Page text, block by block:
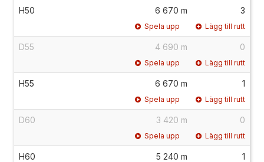
H50 6 670 m 3
Spela upp Lägg till rutt
D55 4 690 m 0
Spela upp Lägg till rutt
H55 6 670 m 1
Spela upp Lägg till rutt
D60 3 420 m 0
Spela upp Lägg till rutt
H60 5 240 m 1